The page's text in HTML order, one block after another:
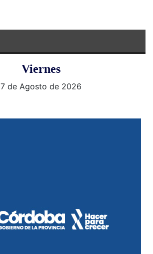
Viernes
7 de Agosto de 2026